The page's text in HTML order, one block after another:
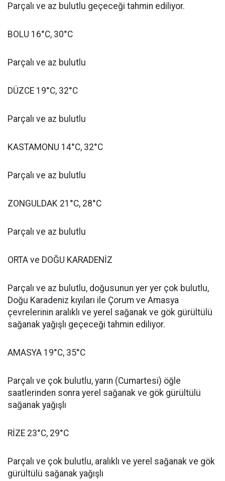
Parçalı ve az bulutlu geçeceği tahmin ediliyor.
BOLU 16°C, 30°C
Parçalı ve az bulutlu
DÜZCE 19°C, 32°C
Parçalı ve az bulutlu
KASTAMONU 14°C, 32°C
Parçalı ve az bulutlu
ZONGULDAK 21°C, 28°C
Parçalı ve az bulutlu
ORTA ve DOĞU KARADENİZ
Parçalı ve az bulutlu, doğusunun yer yer çok bulutlu,
Doğu Karadeniz kıyıları ile Çorum ve Amasya
çevrelerinin aralıklı ve yerel sağanak ve gök gürültülü
sağanak yağışlı geçeceği tahmin ediliyor.
AMASYA 19°C, 35°C
Parçalı ve çok bulutlu, yarın (Cumartesi) öğle
saatlerinden sonra yerel sağanak ve gök gürültülü
sağanak yağışlı
RİZE 23°C, 29°C
Parçalı ve çok bulutlu, aralıklı ve yerel sağanak ve gök
gürültülü sağanak yağışlı